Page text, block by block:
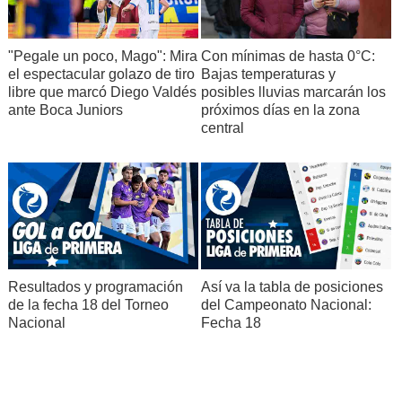
"Pegale un poco, Mago": Mira
el espectacular golazo de tiro
libre que marcó Diego Valdés
ante Boca Juniors
Con mínimas de hasta 0°C:
Bajas temperaturas y
posibles lluvias marcarán los
próximos días en la zona
central
Resultados y programación
de la fecha 18 del Torneo
Nacional
Así va la tabla de posiciones
del Campeonato Nacional:
Fecha 18